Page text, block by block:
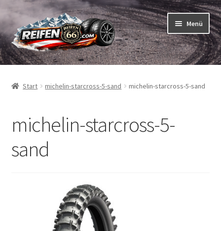
Zur
Navigation
springen
Zum
Inhalt
springen
Menü
Reifen
Schläuche
So bestellen Sie
Start michelin-starcross-5-sand michelin-starcross-5-sand
michelin-starcross-5-
sand